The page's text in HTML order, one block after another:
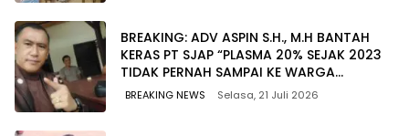
BREAKING: ADV ASPIN S.H., M.H BANTAH
KERAS PT SJAP “PLASMA 20% SEJAK 2023
TIDAK PERNAH SAMPAI KE WARGA
WAWOONE!
BREAKING NEWS Selasa, 21 Juli 2026